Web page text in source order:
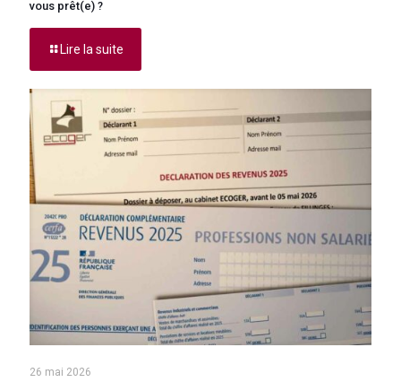
vous prêt(e) ?
Lire la suite
26 mai 2026